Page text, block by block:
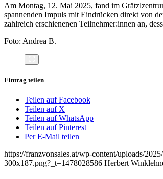
Am Montag, 12. Mai 2025, fand im
spannenden Impuls mit Eindrücken direkt von
zahlreich erschienenen Teilnehmer:innen an,
Foto: Andrea B.
Eintrag teilen
Teilen auf Facebook
Teilen auf X
Teilen auf WhatsApp
Teilen auf Pinterest
Per E-Mail teilen
https://franzvonsales.at/wp-content/uploads/
300x187.png?_t=1478028586 Herbert